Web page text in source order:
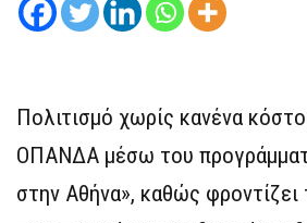
Πολιτισμό χωρίς κανένα
ΟΠΑΝΔΑ μέσω του
στην Αθήνα», καθώς φροντίζει